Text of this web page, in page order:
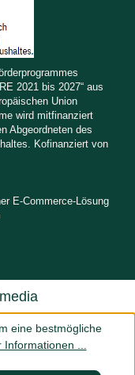
2021 bis 2027“ aus
Union
wird mitfinanziert
Abgeordneten des
Kofinanziert von
E-Commerce-Lösung
eine bestmögliche
Informationen ...